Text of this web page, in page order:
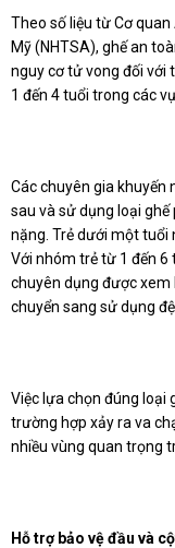
Theo số liệu từ Cơ
Mỹ (NHTSA), ghế an
nguy cơ tử vong đối với
1 đến 4 tuổi trong các
Các chuyên gia khuyến
sau và sử dụng loại
nặng. Trẻ dưới một tuổi
Với nhóm trẻ từ 1 đến 6
chuyên dụng được xem
chuyển sang sử dụng
Việc lựa chọn đúng loại
trường hợp xảy ra va
nhiều vùng quan trọng
Hỗ trợ bảo vệ đầu và